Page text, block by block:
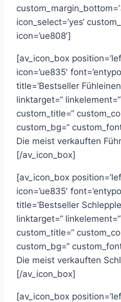
icon_select=’yes‘
icon=’ue808′]
[av_icon_box
icon=’ue835′
title=’Bestseller
linktarget=“
custom_title=“
custom_bg=“
Die meist verkauften
[/av_icon_box]
[av_icon_box
icon=’ue835′
title=’Bestseller
linktarget=“
custom_title=“
custom_bg=“
Die meist verkauften
[/av_icon_box]
[av_icon_box